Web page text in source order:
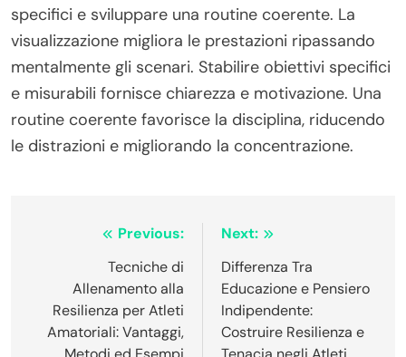
specifici e sviluppare una routine coerente. La
visualizzazione migliora le prestazioni ripassando
mentalmente gli scenari. Stabilire obiettivi specifici
e misurabili fornisce chiarezza e motivazione. Una
routine coerente favorisce la disciplina, riducendo
le distrazioni e migliorando la concentrazione.
navigation
Previous:
Tecniche di
Allenamento alla
Resilienza per Atleti
Amatoriali: Vantaggi,
Next:
Differenza Tra
Educazione e Pensiero
Indipendente:
Costruire Resilienza e